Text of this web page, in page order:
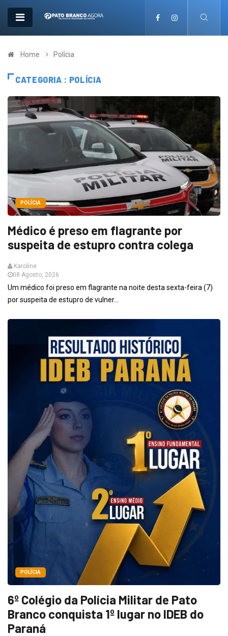
Home Polícia
CATEGORIA : POLÍCIA
POLÍCIA
Médico é preso em flagrante por
suspeita de estupro contra colega
Karoline
08 Agosto, 2026
Um médico foi preso em flagrante na noite desta sexta-feira (7)
por suspeita de estupro de vulner...
POLÍCIA
6º Colégio da Polícia Militar de Pato
Branco conquista 1º lugar no IDEB do
Paraná